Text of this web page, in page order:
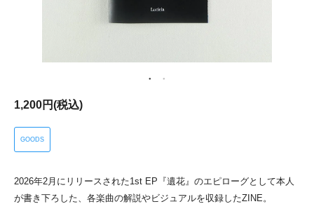
1,200円(税込)
GOODS
2026年2月にリリースされた1st EP『遺花』のエピローグとして本人
が書き下ろした、各楽曲の解説やビジュアルを収録したZINE。